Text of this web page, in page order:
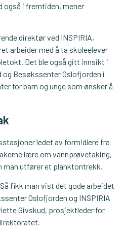
også i fremtiden, mener
direktør ved INSPIRIA,
arbeider med å ta skoleelever
Det ble også gitt innsikt i
Besøkssenter Oslofjorden i
for barn og unge som ønsker å
ledet av formidlere fra
lære om vannprøvetaking,
utfører et planktontrekk.
fikk man vist det gode arbeidet
Oslofjorden og INSPIRIA
Givskud, prosjektleder for